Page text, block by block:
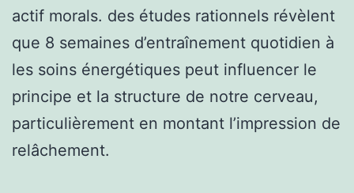
actif morals. des études rationnels révèlent
que 8 semaines d’entraînement quotidien à
les soins énergétiques peut influencer le
principe et la structure de notre cerveau,
particulièrement en montant l’impression de
relâchement.